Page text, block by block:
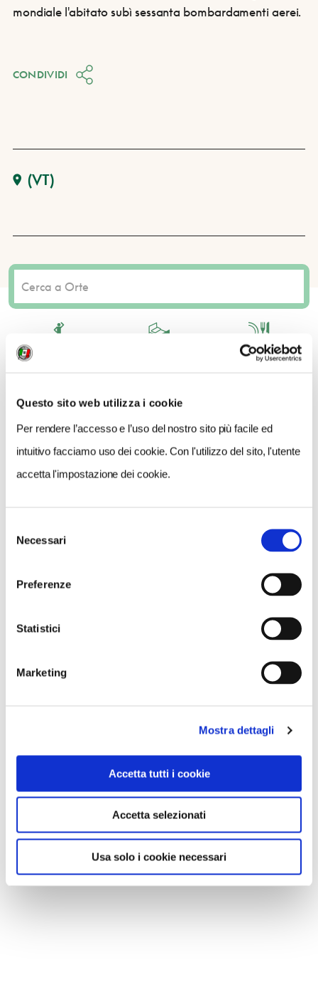
Questo sito web utilizza i cookie
Per rendere l’accesso e l’uso del nostro sito più facile ed
intuitivo facciamo uso dei cookie. Con l'utilizzo del sito, l'utente
accetta l'impostazione dei cookie.
delNecessari
Preferenze
Statistici
Marketing
Mostra dettagli
Accetta tutti i cookie
Accetta selezionati
Usa solo i cookie necessari
mondiale l'abitato subì sessanta bombardamenti aerei.
CONDIVIDI
(VT)
DOVE MANGIARE
Nessun risultato.
VEDI SU